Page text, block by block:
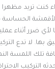
تريد مظهرا
الحساسة مثل
أثناء عملية
لا تدع
اللمسة
التركيب